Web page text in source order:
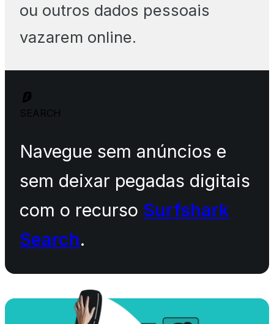
ou outros dados pessoais
vazarem online.
SEARCH
Navegue sem anúncios e
sem deixar pegadas digitais
com o recurso Surfshark
Search.